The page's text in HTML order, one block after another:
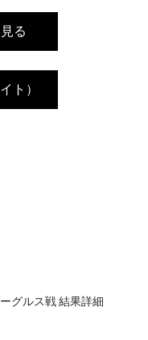
る
ト）
グルス戦 結果詳細